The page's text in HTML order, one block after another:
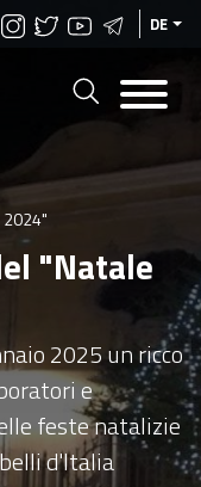
DE
2024"
"Natale
2025 un ricco
e
feste natalizie
d'Italia